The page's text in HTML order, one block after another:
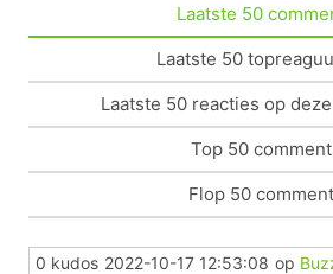
Laatste 50
Laatste 50
Laatste 50 reacties op
Top 50
Flop 50
0 kudos 2022-10-17 12:53:08 op